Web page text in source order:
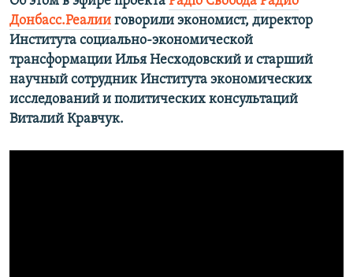
Донбасс.Реалии говорили экономист, директор
Института социально-экономической
трансформации Илья Несходовский и старший
научный сотрудник Института экономических
исследований и политических консультаций
Виталий Кравчук.